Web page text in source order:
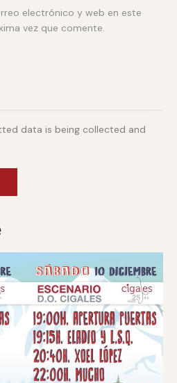
electrónico y web en este
vez que comente.
data is being collected and